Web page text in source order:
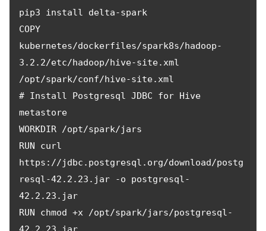
pip3 install delta-spark
COPY
kubernetes/dockerfiles/spark8s/hadoop-
3.2.2/etc/hadoop/hive-site.xml
/opt/spark/conf/hive-site.xml
# Install Postgresql JDBC for Hive
metastore
WORKDIR /opt/spark/jars
RUN curl
https://jdbc.postgresql.org/download/postg
resql-42.2.23.jar -o postgresql-
42.2.23.jar
RUN chmod +x /opt/spark/jars/postgresql-